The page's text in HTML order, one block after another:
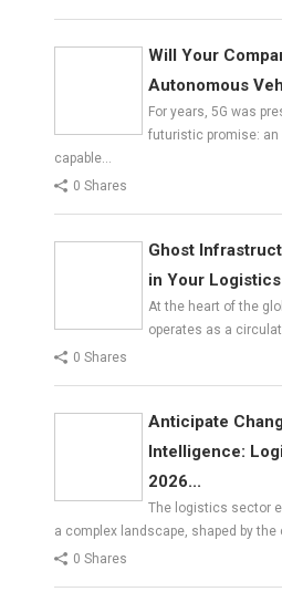
Will Your
Autonomous
For years, 5G was
futuristic promise:
capable…
0 Shares
Ghost
in Your
At the heart of the
operates as a
0 Shares
Anticipate
Intelligence:
2026...
The logistics sector
a complex landscape, shaped by
0 Shares